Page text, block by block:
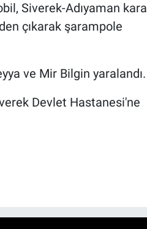
Siverek-Adıyaman kara
çıkarak şarampole
ve Mir Bilgin yaralandı.
Devlet Hastanesi'ne